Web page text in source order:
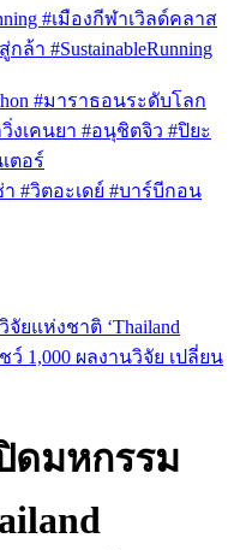
#เมืองกีฬาเวิลด์คลาส
า #SustainableRunning
#มาราธอนระดับโลก
งเคนยา #อนุชิตจิว #ปิยะ
ตอร์
#วิตอะเดย์ #บาร์บีกอน
ยแห่งชาติ ‘Thailand
ชว์ 1,000 ผลงานวิจัย เปลี่ยน
ดมหกรรม